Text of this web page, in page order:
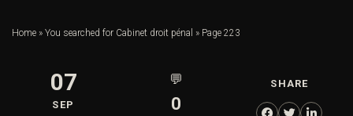
Home » You searched for Cabinet droit pénal » Page 223
07
SEP
💬
0
SHARE